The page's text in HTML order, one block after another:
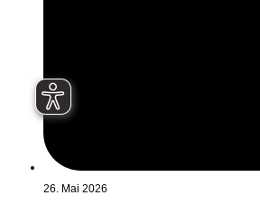
26. Mai 2026